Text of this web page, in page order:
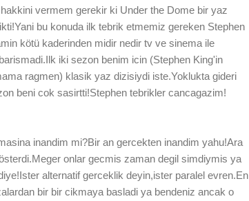
vermem gerekir ki Under the Dome bir yaz
bu konuda ilk tebrik etmemiz gereken Stephen
kötü kaderinden midir nedir tv ve sinema ile
iki sezon benim icin (Stephen King'in
ragmen) klasik yaz dizisiydi iste.Yoklukta gideri
beni cok sasirtti!Stephen tebrikler cancagazim!
inandim mi?Bir an gercekten inandim yahu!Ara
onlar gecmis zaman degil simdiymis ya
alternatif gerceklik deyin,ister paralel evren.En
bir bir cikmaya basladi ya bendeniz ancak o